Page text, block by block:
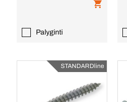
Palyginti
STANDARDline